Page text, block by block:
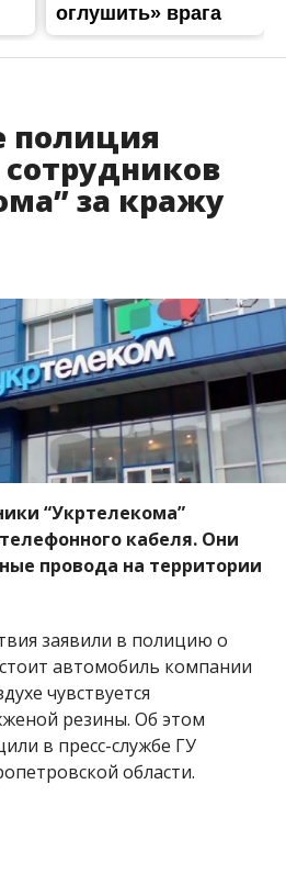
полиция
за кражу
“Укртелекома”
кабеля. Они
провода на территории
заявили в полицию о
автомобиль компании
резины. Об этом
в пресс-службе ГУ
области.